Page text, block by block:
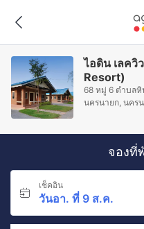
ไอดิน เลควิ
Resort)
68 หมู่ 6 ตำบลหิ
นครนายก, นคร
จองที่
เช็คอิน
วันอา. ที่ 9 ส.ค.